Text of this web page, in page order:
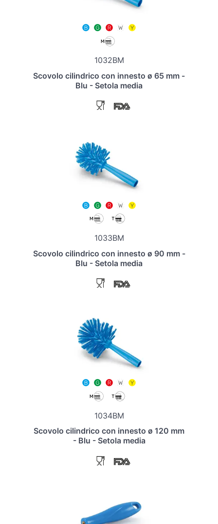
1032BM
Scovolo cilindrico con innesto ø 65 mm -
Blu - Setola media
1033BM
Scovolo cilindrico con innesto ø 90 mm -
Blu - Setola media
1034BM
Scovolo cilindrico con innesto ø 120 mm
- Blu - Setola media